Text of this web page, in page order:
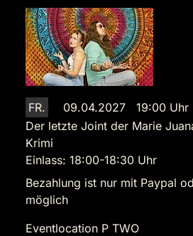
FR.
09.04.2027 19:00 Uhr
Der letzte Joint der Marie
Krimi
Einlass: 18:00-18:30 Uhr
Bezahlung ist nur mit Paypal
möglich
Eventlocation P TWO